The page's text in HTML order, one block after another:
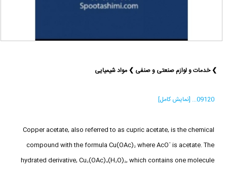
❯ خدمات و لوازم صنعتی و صنفی ❯ مواد شیمیایی
09120... [نمایش کامل]
Copper acetate, also referred to as cupric acetate, is the chemical
compound with the formula Cu(OAc)₂ where AcO⁻ is acetate. The
hydrated derivative, Cu₂(OAc)₄(H₂O)₂, which contains one molecule